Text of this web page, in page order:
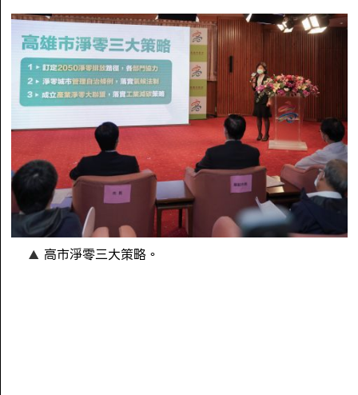
高市淨零三大策略。